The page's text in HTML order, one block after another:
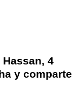
4
y comparte